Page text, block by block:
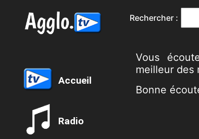
Rechercher :
Accueil
Radio
Vous
meilleur des
Bonne